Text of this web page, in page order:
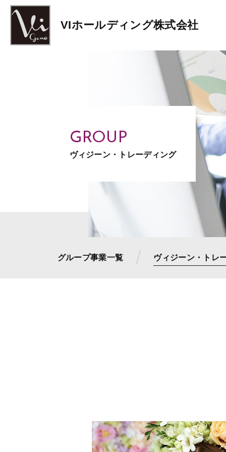
GROUP
ヴィジーン・トレーディング
グループ事業一覧 ヴィジーン・トレ